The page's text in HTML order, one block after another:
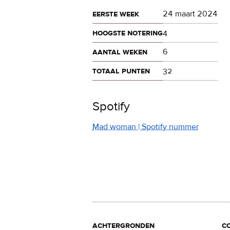
eerste week
24 maart 2024
hoogste notering4
aantal weken
6
totaal punten
32
Spotify
Mad woman | Spotify nummer
achtergronden